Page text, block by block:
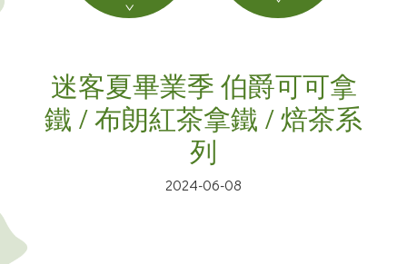
迷客夏畢業季 伯爵可可拿
鐵 / 布朗紅茶拿鐵 / 焙茶系
列
2024-06-08